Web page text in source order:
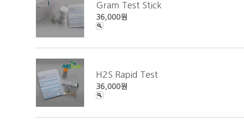
Gram Test Stick
36,000원
H2S Rapid Test
36,000원